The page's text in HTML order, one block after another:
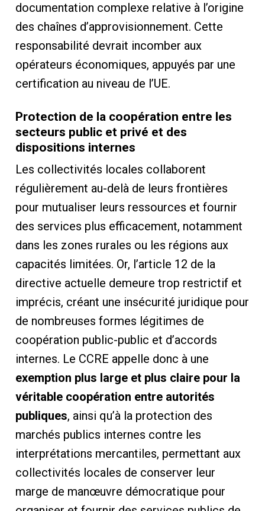
documentation complexe relative à l’origine
des chaînes d’approvisionnement. Cette
responsabilité devrait incomber aux
opérateurs économiques, appuyés par une
certification au niveau de l’UE.
Protection de la coopération entre les
secteurs public et privé et des
dispositions internes
Les collectivités locales collaborent
régulièrement au-delà de leurs frontières
pour mutualiser leurs ressources et fournir
des services plus efficacement, notamment
dans les zones rurales ou les régions aux
capacités limitées. Or, l’article 12 de la
directive actuelle demeure trop restrictif et
imprécis, créant une insécurité juridique pour
de nombreuses formes légitimes de
coopération public-public et d’accords
internes. Le CCRE appelle donc à une
exemption plus large et plus claire pour la
véritable coopération entre autorités
publiques, ainsi qu’à la protection des
marchés publics internes contre les
interprétations mercantiles, permettant aux
collectivités locales de conserver leur
marge de manœuvre démocratique pour